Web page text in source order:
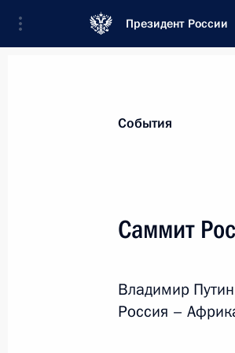
Президент России
Лента событий
События
Саммит
Владимир
Россия –